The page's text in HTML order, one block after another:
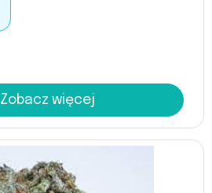
Zobacz więcej